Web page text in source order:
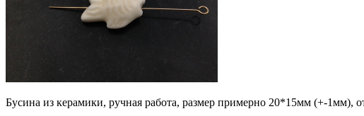
Бусина из керамики, ручная работа, размер примерно 20*15мм (+-1мм),